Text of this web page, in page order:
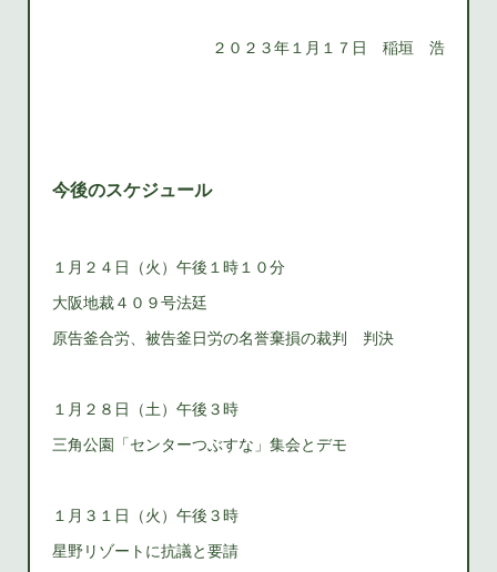
２０２３年１月１７日 稲垣 浩
今後のスケジュール
１月２４日（火）午後１時１０分
大阪地裁４０９号法廷
原告釜合労、被告釜日労の名誉棄損の裁判 判決
１月２８日（土）午後３時
三角公園「センターつぶすな」集会とデモ
１月３１日（火）午後３時
星野リゾートに抗議と要請